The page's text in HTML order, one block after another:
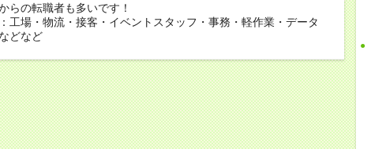
らの転職者も多いです！
工場・物流・接客・イベントスタッフ・事務・軽作業・データ
どなど